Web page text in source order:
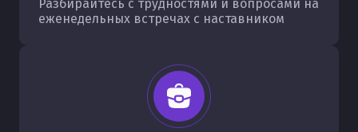
Разбирайтесь с трудностями и вопросами на
еженедельных встречах с наставником